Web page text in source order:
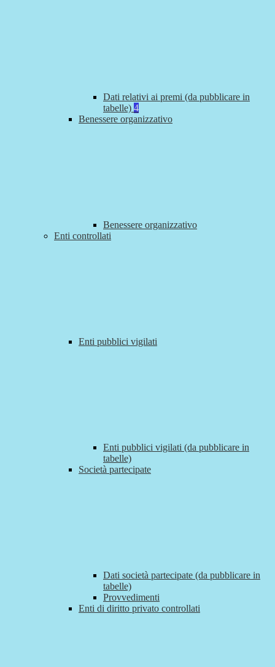
Dati relativi ai premi (da pubblicare in
tabelle) 4
Benessere organizzativo
Benessere organizzativo
Enti controllati
Enti pubblici vigilati
Enti pubblici vigilati (da pubblicare in
tabelle)
Società partecipate
Dati società partecipate (da pubblicare in
tabelle)
Provvedimenti
Enti di diritto privato controllati